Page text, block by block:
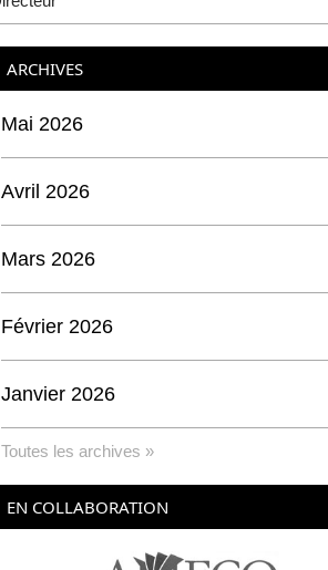
ARCHIVES
Mai 2026
Avril 2026
Mars 2026
Février 2026
Janvier 2026
Toutes les archives »
EN COLLABORATION